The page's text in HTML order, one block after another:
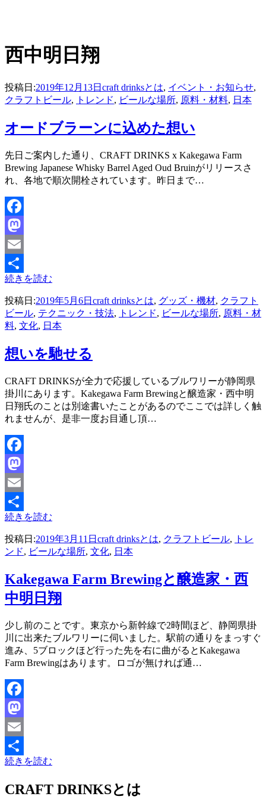
タグ
:
西中明日翔
投稿日:2019年12月13日 craft drinksとは, イベント・お知らせ,
クラフトビール, トレンド, ビールな場所, 原料・材料, 日本
オードブラーンに込めた想い
投稿者master
先日ご案内した通り、CRAFT DRINKS x Kakegawa Farm
Brewing Japanese Whisky Barrel Aged Oud Bruinがリリースさ
れ、各地で順次開栓されています。昨日まで…
Facebook
Mastodon
Email
共
有
続きを読む
投稿日:2019年5月6日 craft drinksとは, グッズ・機材, クラフト
ビール, テクニック・技法, トレンド, ビールな場所, 原料・材
料, 文化, 日本
想いを馳せる
投稿者master
CRAFT DRINKSが全力で応援しているブルワリーが静岡県
掛川にあります。Kakegawa Farm Brewingと醸造家・西中明
日翔氏のことは別途書いたことがあるのでここでは詳しく触
れませんが、是非一度お目通し頂…
Facebook
Mastodon
Email
共
有
続きを読む
投稿日:2019年3月11日 craft drinksとは, クラフトビール,
トレ
ンド, ビールな場所, 文化, 日本
Kakegawa Farm Brewingと醸造家・西
中明日翔
投稿者master
少し前のことです。東京から新幹線で2時間ほど、静岡県掛
川に出来たブルワリーに伺いました。駅前の通りをまっすぐ
進み、5ブロックほど行った先を右に曲がるとKakegawa
Farm Brewingはあります。ロゴが無ければ通…
Facebook
Mastodon
Email
共
有
続きを読む
CRAFT DRINKSとは